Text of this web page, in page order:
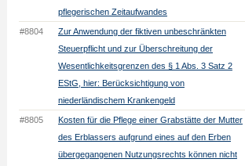
pflegerischen Zeitaufwandes
#8804
Zur Anwendung der fiktiven unbeschränkten
Steuerpflicht und zur Überschreitung der
Wesentlichkeitsgrenzen des § 1 Abs. 3 Satz 2
EStG, hier: Berücksichtigung von
niederländischem Krankengeld
#8805
Kosten für die Pflege einer Grabstätte der Mutter
des Erblassers aufgrund eines auf den Erben
übergegangenen Nutzungsrechts können nicht